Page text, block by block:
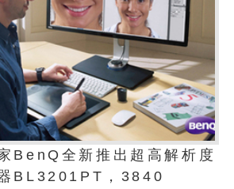
BenQ全新推出超高解析度
BL3201PT，3840